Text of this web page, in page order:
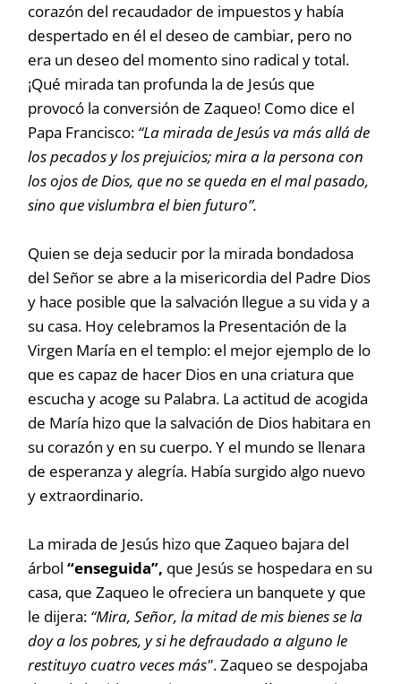
corazón del recaudador de impuestos y había
despertado en él el deseo de cambiar, pero no
era un deseo del momento sino radical y total.
¡Qué mirada tan profunda la de Jesús que
provocó la conversión de Zaqueo! Como dice el
Papa Francisco: “La mirada de Jesús va más allá de
los pecados y los prejuicios; mira a la persona con
los ojos de Dios, que no se queda en el mal pasado,
sino que vislumbra el bien futuro”.
Quien se deja seducir por la mirada bondadosa
del Señor se abre a la misericordia del Padre Dios
y hace posible que la salvación llegue a su vida y a
su casa. Hoy celebramos la Presentación de la
Virgen María en el templo: el mejor ejemplo de lo
que es capaz de hacer Dios en una criatura que
escucha y acoge su Palabra. La actitud de acogida
de María hizo que la salvación de Dios habitara en
su corazón y en su cuerpo. Y el mundo se llenara
de esperanza y alegría. Había surgido algo nuevo
y extraordinario.
La mirada de Jesús hizo que Zaqueo bajara del
árbol“enseguida”, que Jesús se hospedara en su
casa, que Zaqueo le ofreciera un banquete y que
le dijera: “Mira, Señor, la mitad de mis bienes se la
doy a los pobres, y si he defraudado a alguno le
restituyo cuatro veces más". Zaqueo se despojaba